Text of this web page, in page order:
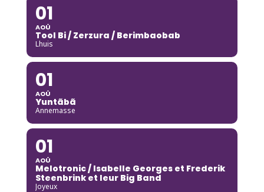
01
AOÛ
Tool Bi / Zerzura / Berimbaobab
Lhuis
01
AOÛ
Yuntãbã
Annemasse
01
AOÛ
Melotronic / Isabelle Georges et Frederik
Steenbrink et leur Big Band
Joyeux